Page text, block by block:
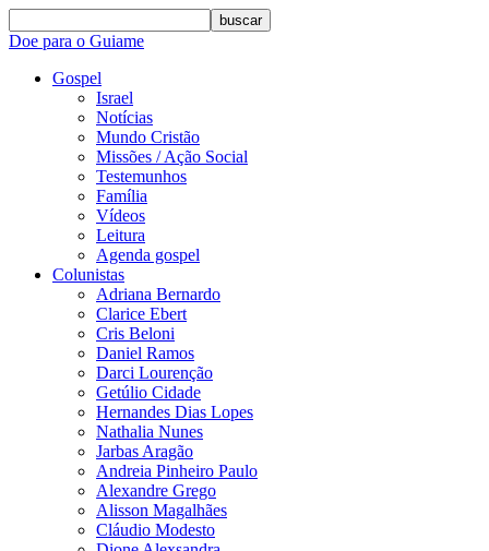
buscar
Doe para o Guiame
Gospel
Israel
Notícias
Mundo Cristão
Missões / Ação Social
Testemunhos
Família
Vídeos
Leitura
Agenda gospel
Colunistas
Adriana Bernardo
Clarice Ebert
Cris Beloni
Daniel Ramos
Darci Lourenção
Getúlio Cidade
Hernandes Dias Lopes
Nathalia Nunes
Jarbas Aragão
Andreia Pinheiro Paulo
Alexandre Grego
Alisson Magalhães
Cláudio Modesto